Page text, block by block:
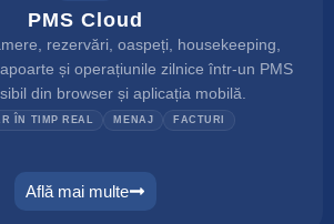
PMS Cloud
rezervări, oaspeți, housekeeping,
și operațiunile zilnice într-un PMS
din browser și aplicația mobilă.
ÎN TIMP REAL MENAJ FACTURI
Află mai multe
pms